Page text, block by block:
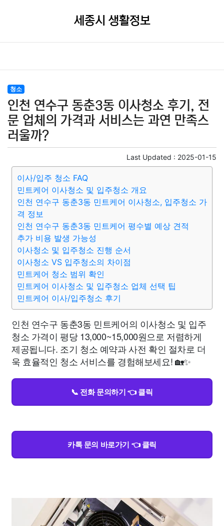
세종시 생활정보
청소
인천 연수구 동춘3동 이사청소 후기, 전
문 업체의 가격과 서비스는 과연 만족스
러울까?
Last Updated : 2025-01-15
이사/입주 청소 FAQ
민트케어 이사청소 및 입주청소 개요
인천 연수구 동춘3동 민트케어 이사청소, 입주청소 가
격 정보
인천 연수구 동춘3동 민트케어 평수별 예상 견적
추가 비용 발생 가능성
이사청소 및 입주청소 진행 순서
이사청소 VS 입주청소의 차이점
민트케어 청소 범위 확인
민트케어 이사청소 및 입주청소 업체 선택 팁
민트케어 이사/입주청소 후기
인천 연수구 동춘3동 민트케어의 이사청소 및 입주
청소 가격이 평당 13,000~15,000원으로 저렴하게
제공됩니다. 조기 청소 예약과 사전 확인 절차로 더
욱 효율적인 청소 서비스를 경험해보세요! 🏡✨
📞 전화 문의하기 👈 클릭
카톡 문의 바로가기 👈 클릭